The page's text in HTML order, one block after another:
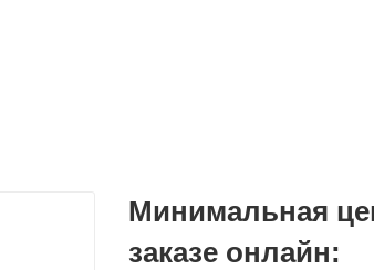
Минимальная
заказе онлайн: